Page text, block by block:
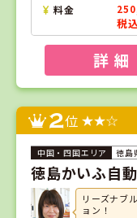
料金
税
詳 細
2位
徳島
徳島かいふ自
リーズナブ
ョン！